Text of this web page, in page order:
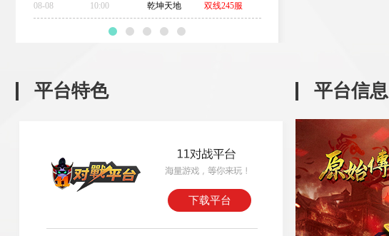
08-08 10:00 乾坤天地 双线245服
平台特色
下载平台
平台信息